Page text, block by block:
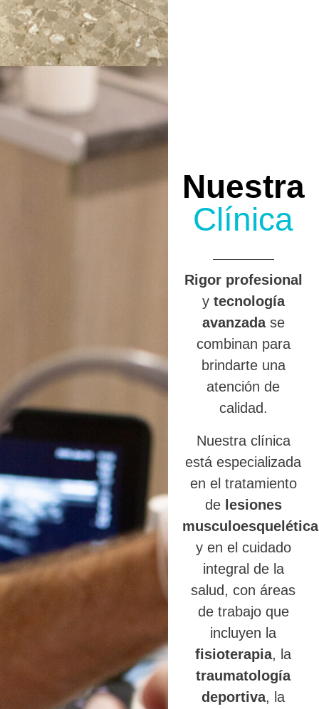
Nuestra
Clínica
Rigor profesional
y tecnología
avanzadase
combinan para
brindarte una
atención de
calidad.
Nuestra clínica
está especializada
en el tratamiento
de lesiones
y en el cuidado
integral de la
salud, con áreas
de trabajo que
incluyen la
fisioterapia, la
traumatología
deportiva, la